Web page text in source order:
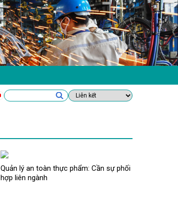
Quản lý an toàn thực phẩm: Cần sự phối
hợp liên ngành